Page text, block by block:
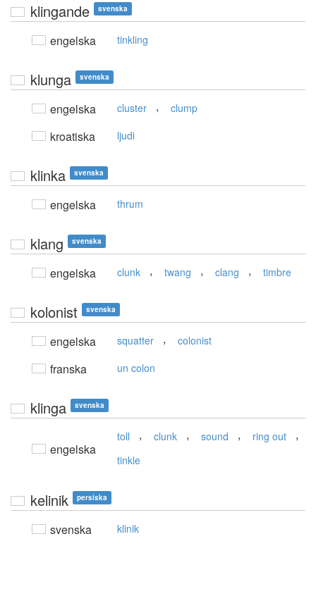
klingande svenska
engelska tinkling
klunga svenska
engelska cluster , clump
kroatiska ljudi
klinka svenska
engelska thrum
klang svenska
engelska clunk , twang , clang , timbre
kolonist svenska
engelska squatter , colonist
franska un colon
klinga svenska
engelska
toll , clunk , sound , ring out ,
tinkle
kelinik persiska
svenska klinik